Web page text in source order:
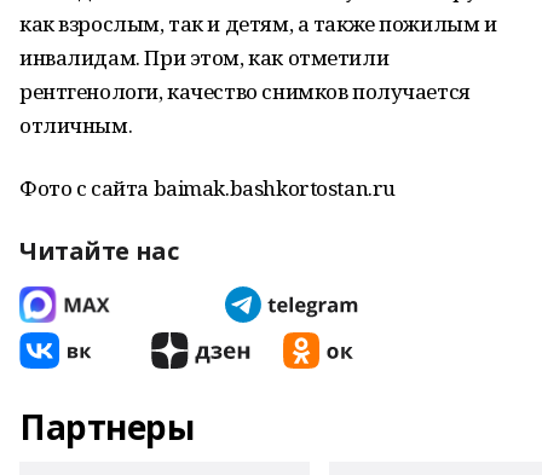
как взрослым, так и детям, а также пожилым и
инвалидам. При этом, как отметили
рентгенологи, качество снимков получается
отличным.
Фото с сайта baimak.bashkortostan.ru
Читайте нас
Партнеры